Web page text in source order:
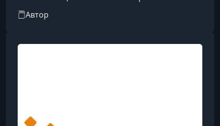
объектов. Специализируется на
проектировании систем для квартир, частных
Сертифицированный специалист по
Автор